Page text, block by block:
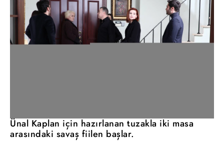
Ünal Kaplan için hazırlanan tuzakla iki masa
arasındaki savaş fiilen başlar.